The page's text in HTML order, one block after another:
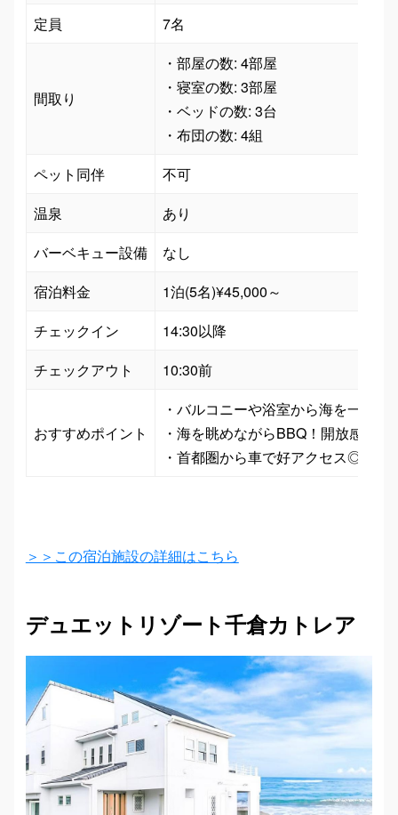
定員
7名
間取り
・部屋の数: 4部屋
・寝室の数: 3部屋
・ベッドの数: 3台
・布団の数: 4組
ペット同伴
不可
温泉
あり
バーベキュー設備
なし
宿泊料金
1泊(5名)¥45,000～
チェックイン
14:30以降
チェックアウト
10:30前
おすすめポイント
・バルコニーや浴室から海を一望
・海を眺めながらBBQ！開放感あ
・首都圏から車で好アクセス◎週末
＞＞この宿泊施設の詳細はこちら
デュエットリゾート千倉カトレア